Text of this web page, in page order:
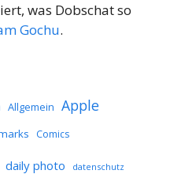
was Dobschat so
Gochu.
Allgemein Apple
Comics
daily photo datenschutz